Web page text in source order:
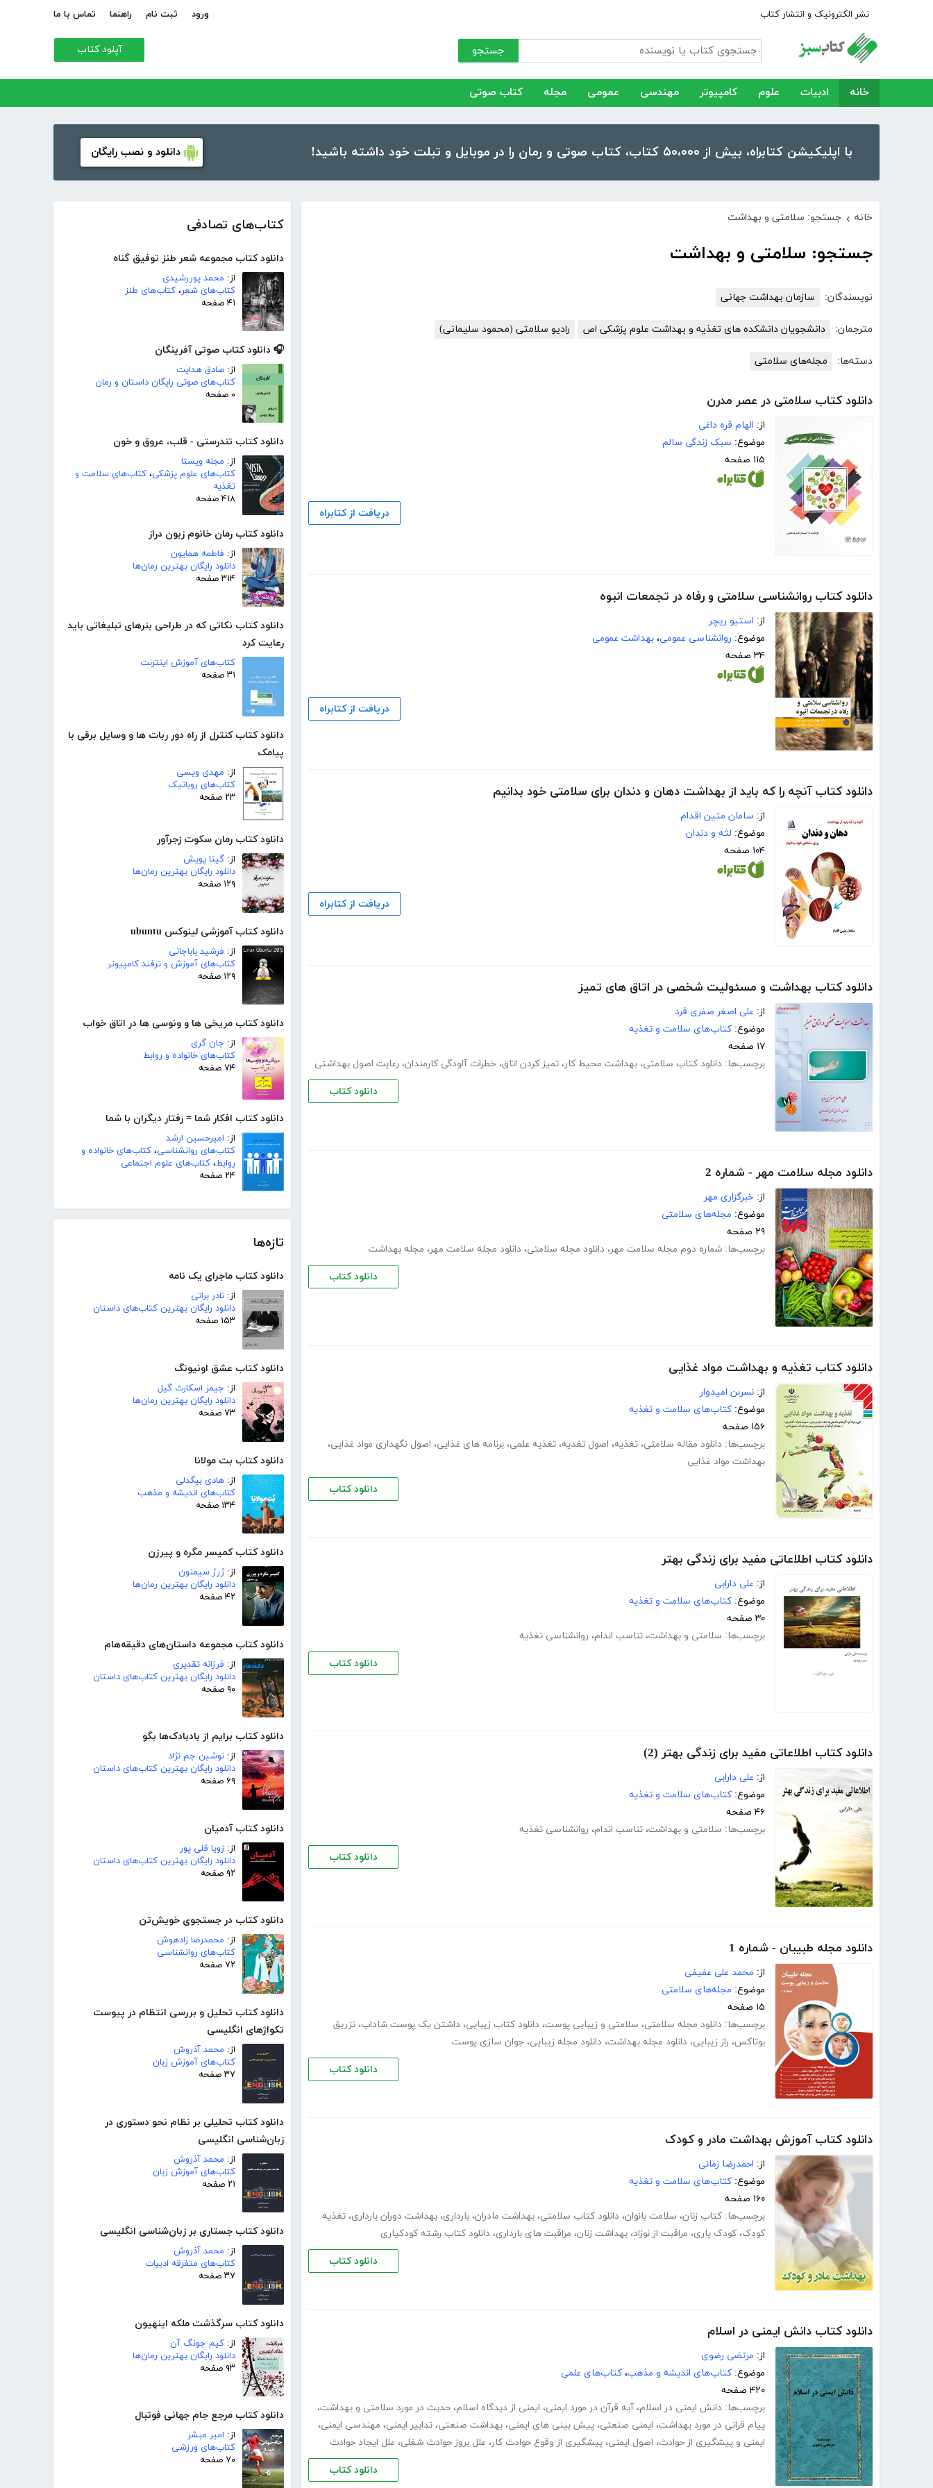
نشر الکترونیک و انتشار کتاب ورود ثبت نام راهنما تماس با ما
جستجو آپلود کتاب
خانه ادبیات علوم کامپیوتر مهندسی عمومی مجله کتاب صوتی
با اپلیکیشن کتابراه، بیش از ۵۰،۰۰۰ کتاب، کتاب صوتی و رمان را در موبایل و تبلت خود داشته باشید! دانلود و نصب رایگان
کتاب‌های تصادفی
دانلود کتاب مجموعه شعر طنز توفیق گناه
از: محمد پوررشیدی
کتاب‌های شعر، کتاب‌های طنز
۴۱ صفحه
🎧 دانلود کتاب صوتی آفرینگان
از: صادق هدایت
کتاب‌های صوتی رایگان داستان و رمان
۰ صفحه
دانلود کتاب تندرستی - قلب، عروق و خون
از: مجله ویستا
کتاب‌های علوم پزشکی، کتاب‌های سلامت و
تغذیه
۴۱۸ صفحه
دانلود کتاب رمان خانوم زبون دراز
از: فاطمه همایون
دانلود رایگان بهترین رمان‌ها
۳۱۴ صفحه
دانلود کتاب نکاتی که در طراحی بنرهای تبلیغاتی باید
رعایت کرد
کتاب‌های آموزش اینترنت
۳۱ صفحه
دانلود کتاب کنترل از راه دور ربات ها و وسایل برقی با
پیامک
از: مهدی ویسی
کتاب‌های روباتیک
۲۳ صفحه
دانلود کتاب رمان سکوت زجرآور
از: گیتا پویش
دانلود رایگان بهترین رمان‌ها
۱۲۹ صفحه
دانلود کتاب آموزشی لینوکس ubuntu
از: فرشید باباجانی
کتاب‌های آموزش و ترفند کامپیوتر
۱۲۹ صفحه
دانلود کتاب مریخی ها و ونوسی ها در اتاق خواب
از: جان گری
کتاب‌های خانواده و روابط
۷۴ صفحه
دانلود کتاب افکار شما = رفتار دیگران با شما
از: امیرحسین ارشد
کتاب‌های روانشناسی، کتاب‌های خانواده و
روابط، کتاب‌های علوم اجتماعی
۲۴ صفحه
تازه‌ها
دانلود کتاب ماجرای یک نامه
از: نادر براتی
دانلود رایگان بهترین کتاب‌های داستان
۱۵۳ صفحه
دانلود کتاب عشق اونیونگ
از: جیمز اسکارث گیل
دانلود رایگان بهترین رمان‌ها
۷۳ صفحه
دانلود کتاب بت مولانا
از: هادی بیگدلی
کتاب‌های اندیشه و مذهب
۱۳۴ صفحه
دانلود کتاب کمیسر مگره و پیرزن
از:ژرژ سیمنون
دانلود رایگان بهترین رمان‌ها
۴۲ صفحه
دانلود کتاب مجموعه داستان‌های دقیقه‌هام
از: فرزانه تقدیری
دانلود رایگان بهترین کتاب‌های داستان
۹۰ صفحه
دانلود کتاب برایم از بادبادک‌ها بگو
از: نوشین جم نژاد
دانلود رایگان بهترین کتاب‌های داستان
۶۹ صفحه
دانلود کتاب آدمیان
از: زویا قلی پور
دانلود رایگان بهترین کتاب‌های داستان
۹۲ صفحه
دانلود کتاب در جستجوی خویش‌تن
از: محمدرضا زادهوش
کتاب‌های روانشناسی
۷۲ صفحه
دانلود کتاب تحلیل و بررسی انتظام در پیوست
تکواژهای انگلیسی
از: محمد آذروش
کتاب‌های آموزش زبان
۳۷ صفحه
دانلود کتاب تحلیلی بر نظام نحو دستوری در
زبان‌شناسی انگلیسی
از: محمد آذروش
کتاب‌های آموزش زبان
۲۱ صفحه
دانلود کتاب جستاری بر زبان‌شناسی انگلیسی
از: محمد آذروش
کتاب‌های متفرقه ادبیات
۳۷ صفحه
دانلود کتاب سرگذشت ملکه اینهیون
از: کیم جونگ آن
دانلود رایگان بهترین رمان‌ها
۹۳ صفحه
دانلود کتاب مرجع جام جهانی فوتبال
از: امیر مبشر
کتاب‌های ورزشی
۷۰ صفحه
خانه › جستجو: سلامتی و بهداشت
جستجو: سلامتی و بهداشت
نویسندگان: سازمان بهداشت جهانی
مترجمان: دانشجویان دانشکده های تغذیه و بهداشت علوم پزشکی اص رادیو سلامتی (محمود سلیمانی)
دسته‌ها: مجله‌های سلامتی
دانلود کتاب سلامتی در عصر مدرن
از: الهام قره داغی
موضوع: سبک زندگی سالم
۱۱۵ صفحه
دریافت از کتابراه
دانلود کتاب روانشناسی سلامتی و رفاه در تجمعات انبوه
از: استیو ریچر
موضوع: روانشناسی عمومی، بهداشت عمومی
۳۴ صفحه
دریافت از کتابراه
دانلود کتاب آنچه را که باید از بهداشت دهان و دندان برای سلامتی خود بدانیم
از: سامان متین اقدام
موضوع: لثه و دندان
۱۰۴ صفحه
دریافت از کتابراه
دانلود کتاب بهداشت و مسئولیت شخصی در اتاق های تمیز
از: علی اصغر صفری فرد
موضوع: کتاب‌های سلامت و تغذیه
۱۷ صفحه
برچسب‌ها: دانلود کتاب سلامتی، بهداشت محیط کار، تمیز کردن اتاق، خطرات آلودگی کارمندان، رعایت اصول بهداشتی
دانلود کتاب
دانلود مجله سلامت مهر - شماره 2
از: خبرگزاری مهر
موضوع: مجله‌های سلامتی
۲۹ صفحه
برچسب‌ها: شماره دوم مجله سلامت مهر، دانلود مجله سلامتی، دانلود مجله سلامت مهر، مجله بهداشت
دانلود کتاب
دانلود کتاب تغذیه و بهداشت مواد غذایی
از: نسرىن امیدوار
موضوع: کتاب‌های سلامت و تغذیه
۱۵۶ صفحه
برچسب‌ها: دانلود مقاله سلامتی، تغذیه، اصول تغدیه، تغذیه علمی، برنامه های غذایی، اصول نگهداری مواد غذایی،
بهداشت مواد غذایی
دانلود کتاب
دانلود کتاب اطلاعاتی مفید برای زندگی بهتر
از: علی دارابی
موضوع: کتاب‌های سلامت و تغذیه
۳۰ صفحه
برچسب‌ها: سلامتی و بهداشت، تناسب اندام، روانشناسی تغذیه
دانلود کتاب
دانلود کتاب اطلاعاتی مفید برای زندگی بهتر (2)
از: علی دارابی
موضوع: کتاب‌های سلامت و تغذیه
۴۶ صفحه
برچسب‌ها: سلامتی و بهداشت، تناسب اندام، روانشناسی تغذیه
دانلود کتاب
دانلود مجله طبیبان - شماره 1
از: محمد علی عفیفی
موضوع: مجله‌های سلامتی
۱۵ صفحه
برچسب‌ها: دانلود مجله سلامتی، سلامتی و زیبایی پوست، دانلود کتاب زیبایی، داشتن یک پوست شاداب، تزریق
بوتاکس، راز زیبایی، دانلود مجله بهداشت، دانلود مجله زیبایی، جوان سازی پوست
دانلود کتاب
دانلود کتاب آموزش بهداشت مادر و کودک
از: احمدرضا زمانی
موضوع: کتاب‌های سلامت و تغذیه
۱۶۰ صفحه
برچسب‌ها: کتاب زنان، سلامت بانوان، دانلود کتاب سلامتی، بهداشت مادران، بارداری، بهداشت دوران بارداری، تغذیه
کودک، کودک یاری، مراقبت از نوزاد، بهداشت زنان، مراقبت های بارداری، دانلود کتاب رشته کودکیاری
دانلود کتاب
دانلود کتاب دانش ایمنی در اسلام
از: مرتضی رضوی
موضوع: کتاب‌های اندیشه و مذهب، کتاب‌های علمی
۴۲۰ صفحه
برچسب‌ها: دانش ایمنی در اسلام، آیه قرآن در مورد ایمنی، ایمنی از دیدگاه اسلام، حدیث در مورد سلامتی و بهداشت،
پیام قرانی در مورد بهداشت، ایمنی صنعتی، پیش بینی های ایمنی، بهداشت صنعتی، تدابیر ایمنی، مهندسی ایمنی،
ایمنی و پیشگیری از حوادث، اصول ایمنی، پیشگیری از وقوع حوادث کار، علل بروز حوادث شغلی، علل ایجاد حوادث
دانلود کتاب